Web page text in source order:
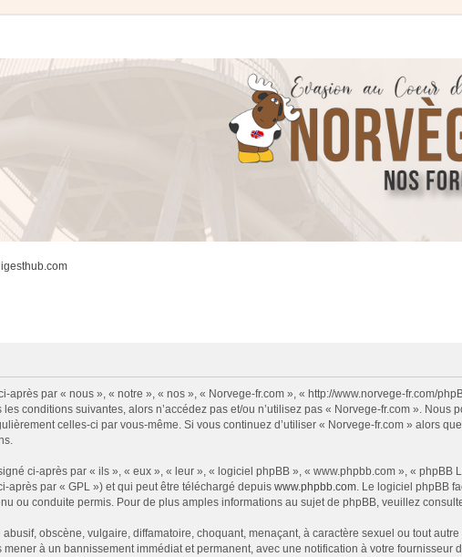
après par « nous », « notre », « nos », « Norvege-fr.com », « http://www.norvege-fr.com/
conditions suivantes, alors n’accédez pas et/ou n’utilisez pas « Norvege-fr.com ».
celles-ci par vous-même. Si vous continuez d’utiliser « Norvege-fr.com » alors
ci-après par « ils », « eux », « leur », « logiciel phpBB », « www.phpbb.com », «
après par « GPL ») et qui peut être téléchargé depuis www.phpbb.com. Le logiciel phpBB
ou conduite permis. Pour de plus amples informations au sujet de phpBB, veuillez
obscène, vulgaire, diffamatoire, choquant, menaçant, à caractère sexuel ou tout
à un bannissement immédiat et permanent, avec une notification à votre